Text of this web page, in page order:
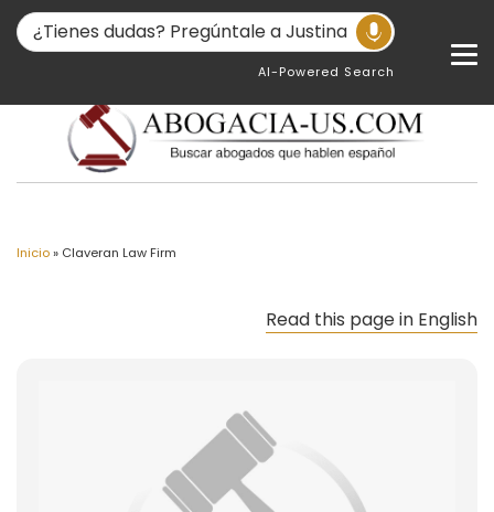
AI-Powered Search
Inicio» Claveran Law Firm
Read this page in English